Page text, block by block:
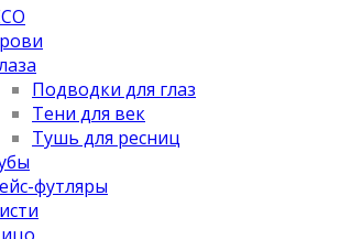
Подводки для глаз
Тени для век
Тушь для ресниц
футляры